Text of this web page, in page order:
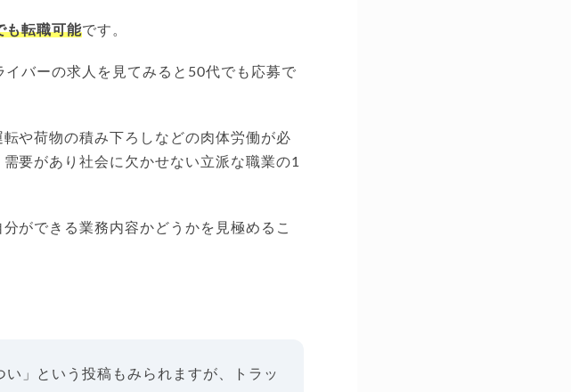
も転職可能です。
バーの求人を見てみると50代でも応募で
や荷物の積み下ろしなどの肉体労働が必
要があり社会に欠かせない立派な職業の1
ができる業務内容かどうかを見極めるこ
」という投稿もみられますが、トラッ